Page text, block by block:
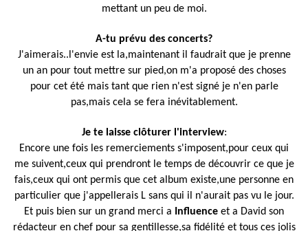
mettant un peu de moi.
A-tu prévu des concerts?
J'aimerais..l'envie est la,maintenant il faudrait que je prenne
un an pour tout mettre sur pied,on m'a proposé des choses
pour cet été mais tant que rien n'est signé je n'en parle
pas,mais cela se fera inévitablement.
Je te laisse clôturer l'interview:
Encore une fois les remerciements s'imposent,pour ceux qui
me suivent,ceux qui prendront le temps de découvrir ce que je
fais,ceux qui ont permis que cet album existe,une personne en
particulier que j'appellerais L sans qui il n'aurait pas vu le jour.
Et puis bien sur un grand merci a
Influence et a David son
rédacteur en chef pour sa gentillesse,sa fidélité et tous ces jolis